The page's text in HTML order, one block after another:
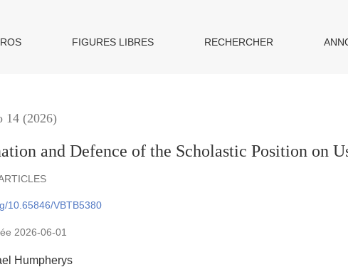
FIGURES LIBRES RECHERCHER
14 (2026)
and Defence of the Scholastic Position on
10.65846/VBTB5380
2026-06-01
Humpherys